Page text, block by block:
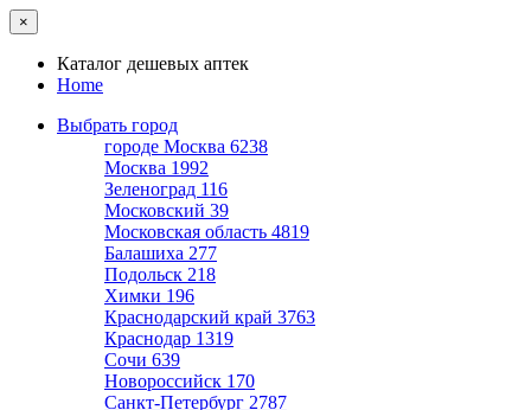
×
Каталог дешевых аптек
Home
Выбрать город
городе Москва 6238
Москва 1992
Зеленоград 116
Московский 39
Московская область 4819
Балашиха 277
Подольск 218
Химки 196
Краснодарский край 3763
Краснодар 1319
Сочи 639
Новороссийск 170
Санкт-Петербург 2787